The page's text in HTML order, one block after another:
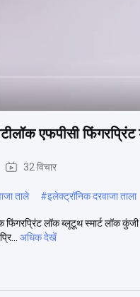
एफपीसी
32 विचार
ताले #इलेक्ट्रॉनिक दरवाजा ताला
लॉक ब्लूटूथ स्मार्ट लॉक
अधिक देखें